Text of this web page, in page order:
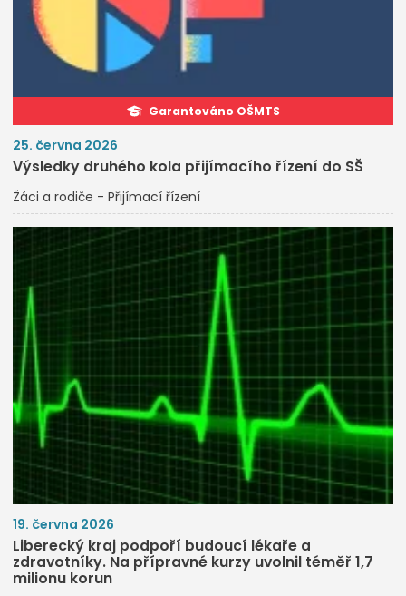
Garantováno OŠMTS
25. června 2026
Výsledky druhého kola přijímacího řízení do SŠ
Žáci a rodiče - Přijímací řízení
19. června 2026
Liberecký kraj podpoří budoucí lékaře a
zdravotníky. Na přípravné kurzy uvolnil téměř 1,7
milionu korun